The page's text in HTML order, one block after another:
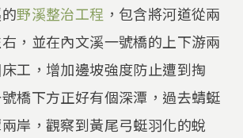
野溪整治工程 ，包含將河道從兩
，並在內文溪一號橋的上下游兩
工，增加邊坡強度防止遭到掏
橋下方正好有個深潭，過去蜻蜓
岸，觀察到黃尾弓蜓羽化的蛻